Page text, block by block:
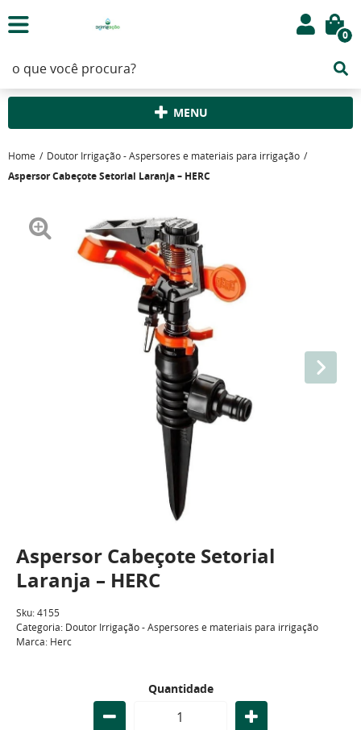
0
MENU
Home Doutor Irrigação - Aspersores e materiais para irrigação
Aspersor Cabeçote Setorial Laranja – HERC
Aspersor Cabeçote Setorial
Laranja – HERC
Sku:4155
Categoria: Doutor Irrigação - Aspersores e materiais para irrigação
Marca: Herc
Quantidade